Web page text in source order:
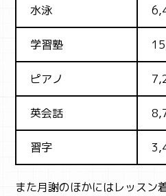
水泳
学習塾
ピアノ
英会話
習字
また月謝のほかにはレッスン